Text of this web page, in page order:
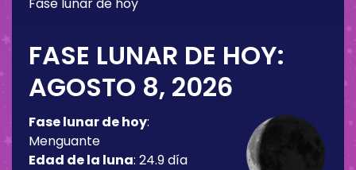
FASE LUNAR DE HOY:
AGOSTO 8, 2026
Fase lunar de hoy:
Menguante
Edad de la luna: 24.9 día